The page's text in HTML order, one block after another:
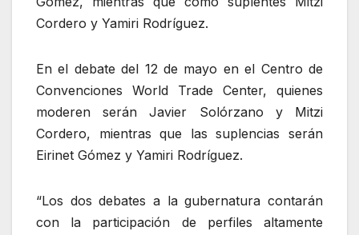
Cordero y Yamiri Rodríguez.
En el debate del 12 de mayo en el Centro de
Convenciones World Trade Center, quienes
moderen serán Javier Solórzano y Mitzi
Cordero, mientras que las suplencias serán
Eirinet Gómez y Yamiri Rodríguez.
“Los dos debates a la gubernatura contarán
con la participación de perfiles altamente